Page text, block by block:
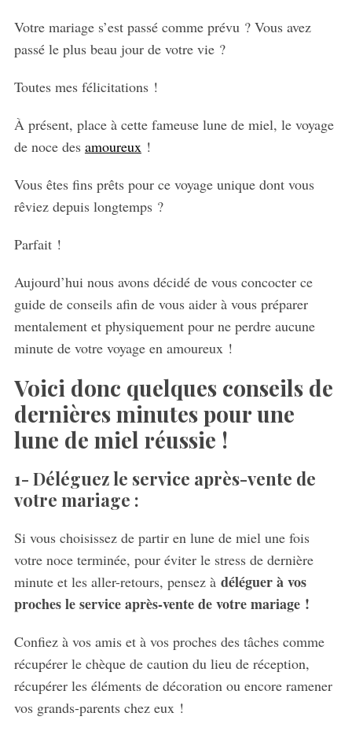
Votre mariage s’est passé comme prévu ? Vous avez
passé le plus beau jour de votre vie ?
Toutes mes félicitations !
À présent, place à cette fameuse lune de miel, le voyage
de noce des amoureux!
Vous êtes fins prêts pour ce voyage unique dont vous
rêviez depuis longtemps ?
Parfait !
Aujourd’hui nous avons décidé de vous concocter ce
guide de conseils afin de vous aider à vous préparer
mentalement et physiquement pour ne perdre aucune
minute de votre voyage en amoureux !
Voici donc quelques conseils de
dernières minutes pour une
lune de miel réussie !
1- Déléguez le service après-vente de
votre mariage :
Si vous choisissez de partir en lune de miel une fois
votre noce terminée, pour éviter le stress de dernière
minute et les aller-retours, pensez à déléguer à vos
proches le service après-vente de votre mariage !
Confiez à vos amis et à vos proches des tâches comme
récupérer le chèque de caution du lieu de réception,
récupérer les éléments de décoration ou encore ramener
vos grands-parents chez eux !